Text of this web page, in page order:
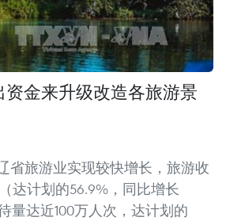
金来升级改造各旅游景
省旅游业实现较快增长，旅游收
达计划的56.9%，同比增长
量达近100万人次，达计划的